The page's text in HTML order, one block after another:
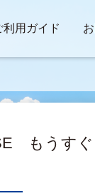
利用ガイド
もうす